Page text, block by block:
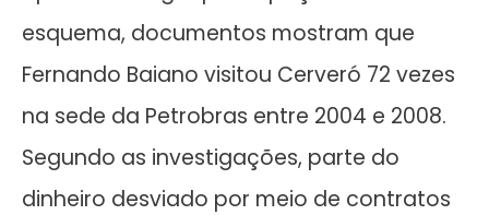
esquema, documentos mostram que
Fernando Baiano visitou Cerveró 72 vezes
na sede da Petrobras entre 2004 e 2008.
Segundo as investigações, parte do
dinheiro desviado por meio de contratos